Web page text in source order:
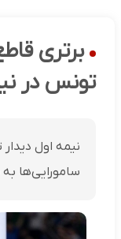
برتری
تونس در
نیمه اول
سامورایی‌ها